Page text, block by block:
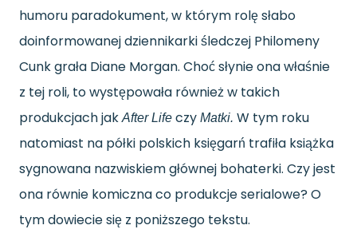
humoru paradokument, w którym rolę słabo
doinformowanej dziennikarki śledczej Philomeny
Cunk grała Diane Morgan. Choć słynie ona właśnie
z tej roli, to występowała również w takich
produkcjach jakAfter Life czy Matki. W tym roku
natomiast na półki polskich księgarń trafiła książka
sygnowana nazwiskiem głównej bohaterki. Czy jest
ona równie komiczna co produkcje serialowe? O
tym dowiecie się z poniższego tekstu.